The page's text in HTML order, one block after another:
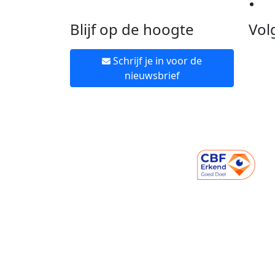
Blijf op de hoogte
Schrijf je in voor de
nieuwsbrief